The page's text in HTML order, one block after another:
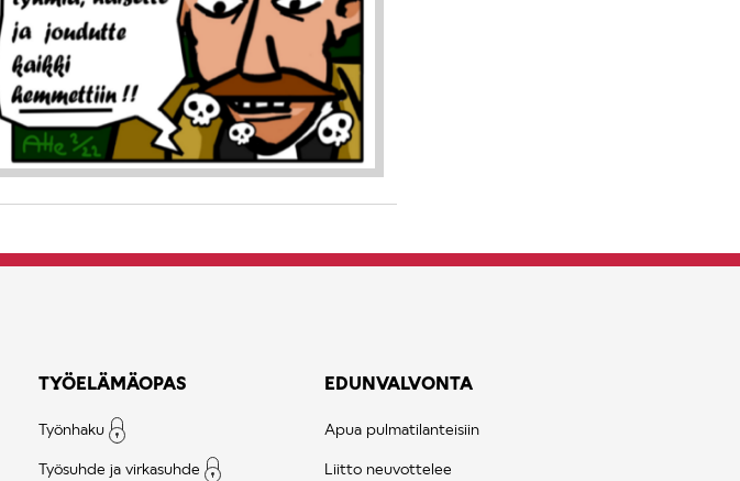
TYÖELÄMÄOPAS
Työnhaku
Työsuhde ja virkasuhde
EDUNVALVONTA
Apua pulmatilanteisiin
Liitto neuvottelee